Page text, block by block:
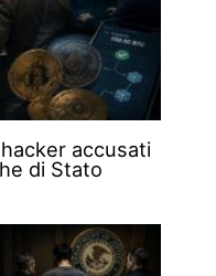
accusati
di Stato